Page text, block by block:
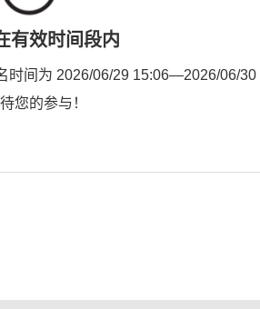
有效时间段内
时间为 2026/06/29 15:06—2026/06/30
您的参与！